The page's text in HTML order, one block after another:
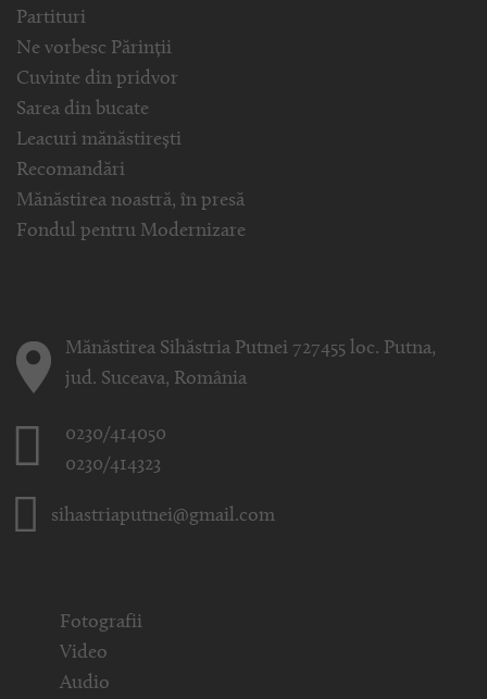
Partituri
Ne vorbesc Părinții
Cuvinte din pridvor
Sarea din bucate
Leacuri mănăstirești
Recomandări
Mănăstirea noastră, în presă
Fondul pentru Modernizare
Mănăstirea Sihăstria Putnei 727455 loc. Putna,
jud. Suceava, România
0230/414050
0230/414323
sihastriaputnei@gmail.com
Fotografii
Video
Audio